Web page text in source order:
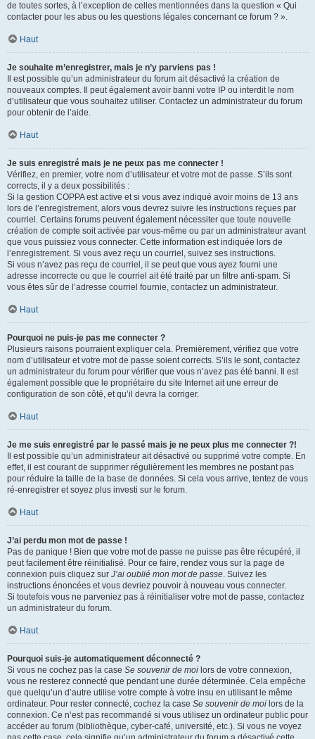
de toutes sortes, à l’exception de celles mentionnées dans la question « Qui
contacter pour les abus ou les questions légales concernant ce forum ? ».
Haut
Je souhaite m’enregistrer, mais je n’y parviens pas !
Il est possible qu’un administrateur du forum ait désactivé la création de
nouveaux comptes. Il peut également avoir banni votre IP ou interdit le nom
d’utilisateur que vous souhaitez utiliser. Contactez un administrateur du forum
pour obtenir de l’aide.
Haut
Je suis enregistré mais je ne peux pas me connecter !
Vérifiez, en premier, votre nom d’utilisateur et votre mot de passe. S’ils sont
corrects, il y a deux possibilités :
Si la gestion COPPA est active et si vous avez indiqué avoir moins de 13 ans
lors de l’enregistrement, alors vous devrez suivre les instructions reçues par
courriel. Certains forums peuvent également nécessiter que toute nouvelle
création de compte soit activée par vous-même ou par un administrateur avant
que vous puissiez vous connecter. Cette information est indiquée lors de
l’enregistrement. Si vous avez reçu un courriel, suivez ses instructions.
Si vous n’avez pas reçu de courriel, il se peut que vous ayez fourni une
adresse incorrecte ou que le courriel ait été traité par un filtre anti-spam. Si
vous êtes sûr de l’adresse courriel fournie, contactez un administrateur.
Haut
Pourquoi ne puis-je pas me connecter ?
Plusieurs raisons pourraient expliquer cela. Premièrement, vérifiez que votre
nom d’utilisateur et votre mot de passe soient corrects. S’ils le sont, contactez
un administrateur du forum pour vérifier que vous n’avez pas été banni. Il est
également possible que le propriétaire du site Internet ait une erreur de
configuration de son côté, et qu’il devra la corriger.
Haut
Je me suis enregistré par le passé mais je ne peux plus me connecter ?!
Il est possible qu’un administrateur ait désactivé ou supprimé votre compte. En
effet, il est courant de supprimer régulièrement les membres ne postant pas
pour réduire la taille de la base de données. Si cela vous arrive, tentez de vous
ré-enregistrer et soyez plus investi sur le forum.
Haut
J’ai perdu mon mot de passe !
Pas de panique ! Bien que votre mot de passe ne puisse pas être récupéré, il
peut facilement être réinitialisé. Pour ce faire, rendez vous sur la page de
connexion puis cliquez sur J’ai oublié mon mot de passe. Suivez les
instructions énoncées et vous devriez pouvoir à nouveau vous connecter.
Si toutefois vous ne parveniez pas à réinitialiser votre mot de passe, contactez
un administrateur du forum.
Haut
Pourquoi suis-je automatiquement déconnecté ?
Si vous ne cochez pas la case Se souvenir de moi lors de votre connexion,
vous ne resterez connecté que pendant une durée déterminée. Cela empêche
que quelqu’un d’autre utilise votre compte à votre insu en utilisant le même
ordinateur. Pour rester connecté, cochez la case Se souvenir de moi lors de la
connexion. Ce n’est pas recommandé si vous utilisez un ordinateur public pour
accéder au forum (bibliothèque, cyber-café, université, etc.). Si vous ne voyez